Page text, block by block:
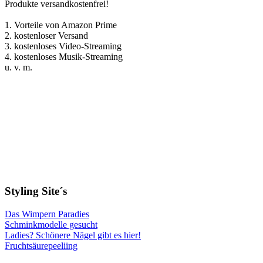
Produkte versandkostenfrei!
1. Vorteile von Amazon Prime
2. kostenloser Versand
3. kostenloses Video-Streaming
4. kostenloses Musik-Streaming
u. v. m.
Styling Site´s
Das Wimpern Paradies
Schminkmodelle gesucht
Ladies? Schönere Nägel gibt es hier!
Fruchtsäurepeeliing